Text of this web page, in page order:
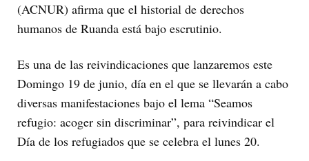
(ACNUR) afirma que el historial de derechos
humanos de Ruanda está bajo escrutinio.
Es una de las reivindicaciones que lanzaremos este
Domingo 19 de junio, día en el que se llevarán a cabo
diversas manifestaciones bajo el lema “Seamos
refugio: acoger sin discriminar”, para reivindicar el
Día de los refugiados que se celebra el lunes 20.